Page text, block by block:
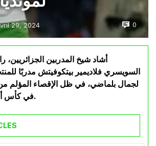
29, 2024 0
أشاد شيخ المدربين الجزائريين،
السويسري فلاديمير بيتكوفيتش مدربًا
لجمال بلماضي، في ظل الإقصاء المؤلم
في كأس أمم أفريقيا 2024.